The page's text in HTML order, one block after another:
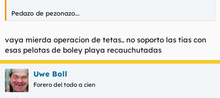
Pedazo de pezonazo...
vaya mierda operacion de tetas.. no soporto las tias con
esas pelotas de boley playa recauchutadas
Uwe Boll
Forero del todo a cien